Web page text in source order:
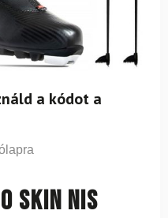
a kódot a
SKIN NIS